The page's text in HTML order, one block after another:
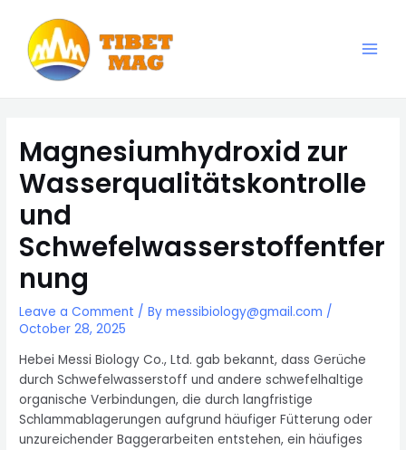
content
Magnesiumhydroxid zur
Wasserqualitätskontrolle
und
Schwefelwasserstoffentfer
nung
Leave a Comment / Bymessibiology@gmail.com /
October 28, 2025
Hebei Messi Biology Co., Ltd. gab bekannt, dass Gerüche
durch Schwefelwasserstoff und andere schwefelhaltige
organische Verbindungen, die durch langfristige
Schlammablagerungen aufgrund häufiger Fütterung oder
unzureichender Baggerarbeiten entstehen, ein häufiges